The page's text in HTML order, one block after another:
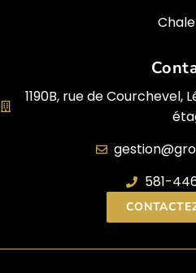
1190B, rue de Courchevel,
581-